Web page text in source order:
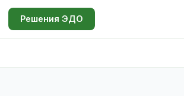
Решения ЭДО